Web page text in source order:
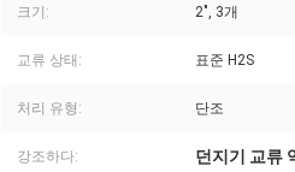
크기: 2", 3개
교류 상태: 표준 H2S
처리 유형: 단조
강조하다: 던지기 교류